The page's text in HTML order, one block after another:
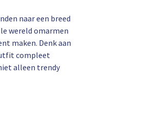
naar een breed
wereld omarmen
maken. Denk aan
compleet
alleen trendy